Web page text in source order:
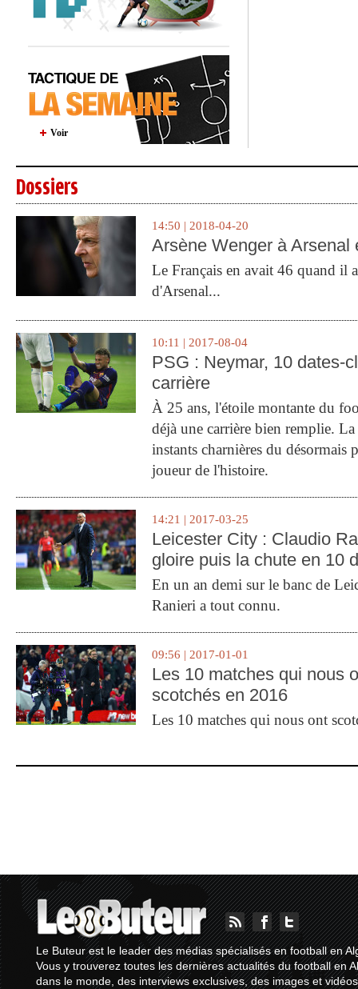
Voir
Dossiers
14:50 | 2018-04-20
Arsène Wenger à Arsenal
Le Français en avait 46 quand il
d'Arsenal...
10:11 | 2017-08-04
PSG : Neymar, 10 dates-
carrière
À 25 ans, l'étoile montante du
déjà une carrière bien remplie.
instants charnières du désormais
joueur de l'histoire.
14:21 | 2017-03-25
Leicester City : Claudio
gloire puis la chute en 10
En un an demi sur le banc de
Ranieri a tout connu.
09:56 | 2017-01-01
Les 10 matches qui nous
scotchés en 2016
Les 10 matches qui nous ont
Le Buteur est le leader des médias spécialisés en football en
Vous y trouverez toutes les dernières actualités du football en
dans le monde, des interviews exclusives, des images et